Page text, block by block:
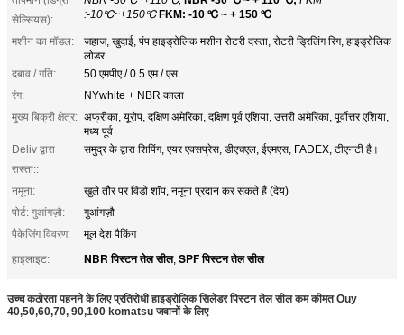
सेल्सियस):
:-10℃~+150℃ FKM: -10 ℃ ~ + 150 ℃
मशीन का मॉडल:
जहाज, खुदाई, पंप हाइड्रोलिक मशीन रोटरी दस्ता, रोटरी ड्रिलिंग रिग, हाइड्रोलिक
लोडर
दबाव / गति:
50 एमपीए / 0.5 एम / एस
रंग:
NYwhite + NBR काला
मुख्य बिक्री क्षेत्र: अफ्रीका, यूरोप, दक्षिण अमेरिका, दक्षिण पूर्व एशिया, उत्तरी अमेरिका, पूर्वोत्तर एशिया,
मध्य पूर्व
Deliv द्वारा
रास्ता::
समुद्र के द्वारा शिपिंग, एयर एक्सप्रेस, डीएचएल, ईएमएस, FADEX, टीएनटी है।
नमूना:
खुले तौर पर विंडो शॉप, नमूना प्रदान कर सकते हैं (देय)
पोर्ट: गुआंगज़ौ:
गुआंगज़ौ
पैकेजिंग विवरण:
मूल देश पैकिंग
हाइलाइट:
NBR पिस्टन तेल सील, SPF पिस्टन तेल सील
उच्च कठोरता पहनने के लिए प्रतिरोधी हाइड्रोलिक सिलेंडर पिस्टन तेल सील कम कीमत Ouy
40,50,60,70, 90,100 komatsu जवानों के लिए